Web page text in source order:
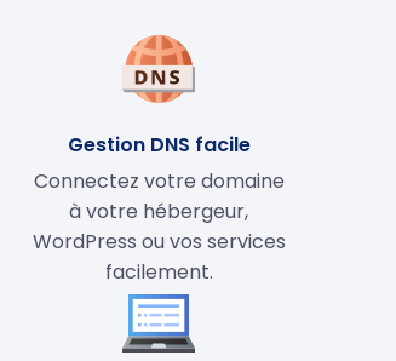
Gestion DNS facile
Connectez votre domaine
à votre hébergeur,
WordPress ou vos services
facilement.